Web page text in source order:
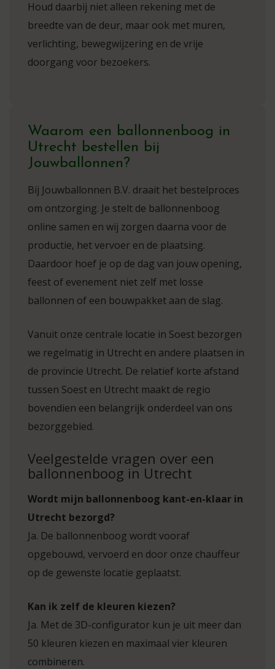
Houd daarbij niet alleen rekening met de
breedte van de deur, maar ook met muren,
verlichting, bewegwijzering en de vrije
doorgang voor bezoekers.
Waarom een ballonnenboog in
Utrecht bestellen bij
Jouwballonnen?
Bij Jouwballonnen B.V. draait het bestelproces
om ontzorging. Je stelt de ballonnenboog
online samen en wij zorgen daarna voor de
productie, het vervoer en de plaatsing.
Daardoor hoef je op de dag van jouw opening,
feest of evenement niet zelf met losse
ballonnen of een bouwpakket aan de slag.
Vanuit onze centrale locatie in Soest bezorgen
we regelmatig in Utrecht en andere plaatsen in
de provincie Utrecht. De relatief korte afstand
tussen Soest en Utrecht maakt de regio
bovendien een belangrijk onderdeel van ons
bezorggebied.
Veelgestelde vragen over een
ballonnenboog in Utrecht
Wordt mijn ballonnenboog kant-en-klaar in
Utrecht bezorgd?
Ja. De ballonnenboog wordt vooraf
opgebouwd, vervoerd en door onze chauffeur
op de gewenste locatie geplaatst.
Kan ik zelf de kleuren kiezen?
Ja. Met de 3D-configurator kun je uit meer dan
50 kleuren kiezen en maximaal vier kleuren
combineren.